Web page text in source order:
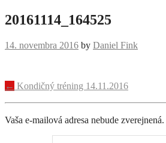
20161114_164525
14. novembra 2016 by Daniel Fink
Navigácia
príspevku
← Kondičný tréning 14.11.2016
Vaša e-mailová adresa nebude zverejnená.